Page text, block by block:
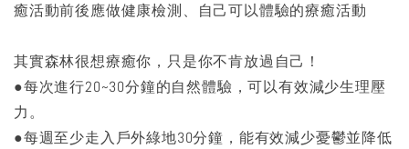
癒活動前後應做健康檢測、自己可以體驗的療癒活動
其實森林很想療癒你，只是你不肯放過自己！
●每次進行20~30分鐘的自然體驗，可以有效減少生理壓
力。
●每週至少走入戶外綠地30分鐘，能有效減少憂鬱並降低